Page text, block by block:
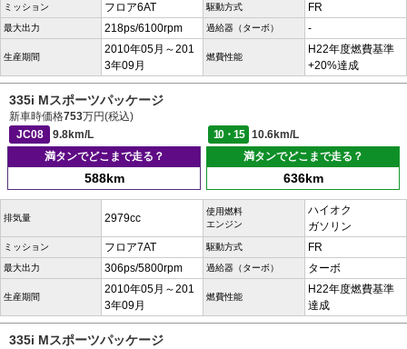
ミッション フロア6AT 駆動方式 FR
最大出力 218ps/6100rpm 過給器（ターボ） -
生産期間
2010年05月～201
3年09月
燃費性能
H22年度燃費基準
+20%達成
335i Mスポーツパッケージ
新車時価格753万円(税込)
JC08
9.8km/L 10・15
10.6km/L
満タンでどこまで走る？
588km
満タンでどこまで走る？
636km
排気量 2979cc
使用燃料
エンジン
ハイオク
ガソリン
ミッション フロア7AT 駆動方式 FR
最大出力 306ps/5800rpm 過給器（ターボ） ターボ
生産期間
2010年05月～201
3年09月
燃費性能
H22年度燃費基準
達成
335i Mスポーツパッケージ